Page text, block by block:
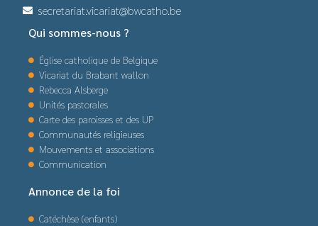
secretariat.vicariat@bwcatho.be
Qui sommes-nous ?
Église catholique de Belgique
Vicariat du Brabant wallon
Rebecca Alsberge
Unités pastorales
Carte des paroisses et des UP
Communautés religieuses
Mouvements et associations
Communication
Annonce de la foi
Catéchèse (enfants)